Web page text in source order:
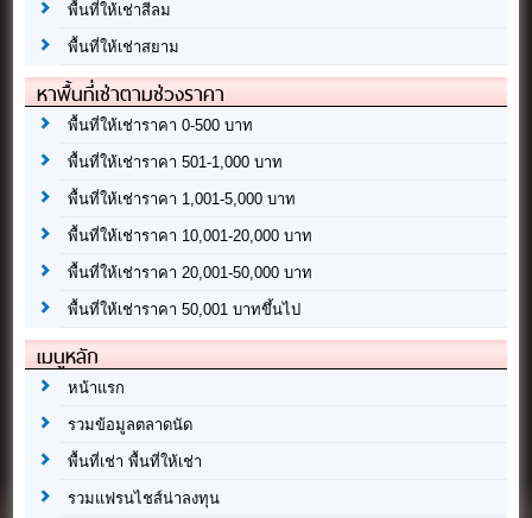
พื้นที่ให้เช่าสีลม
พื้นที่ให้เช่าสยาม
หาพื้นที่เช่าตามช่วงราคา
พื้นที่ให้เช่าราคา 0-500 บาท
พื้นที่ให้เช่าราคา 501-1,000 บาท
พื้นที่ให้เช่าราคา 1,001-5,000 บาท
พื้นที่ให้เช่าราคา 10,001-20,000 บาท
พื้นที่ให้เช่าราคา 20,001-50,000 บาท
พื้นที่ให้เช่าราคา 50,001 บาทขึ้นไป
เมนูหลัก
หน้าแรก
รวมข้อมูลตลาดนัด
พื้นที่เช่า พื้นที่ให้เช่า
รวมแฟรนไชส์น่าลงทุน